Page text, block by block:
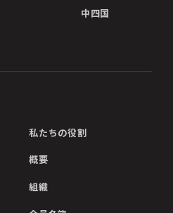
中四国
私たちの役割
概要
組織